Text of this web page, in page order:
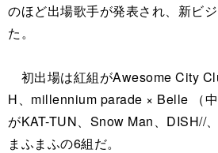
のほど出場歌手が発表され、新ビ
た。
初出場は紅組がAwesome City
H、millennium parade × Belle （
がKAT-TUN、Snow Man、DISH//
まふまふの6組だ。